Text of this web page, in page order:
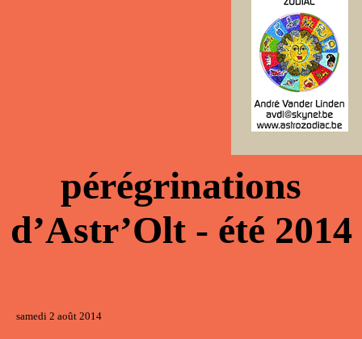
pérégrinations
d’Astr’Olt - été 2014
samedi 2 août 2014